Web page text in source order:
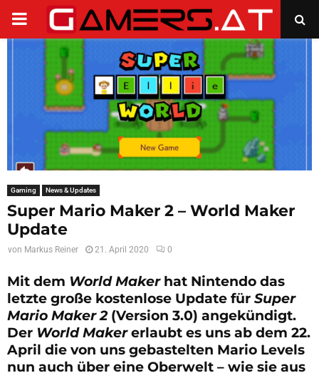
PRIMARY
MENU
Gaming News & Updates
Super Mario Maker 2 – World Maker
Update
von Markus Reiner 21. April 2020 0
Mit dem World Makerhat Nintendo das
letzte große kostenlose Update für Super
Mario Maker 2(Version 3.0) angekündigt.
Der World Makererlaubt es uns ab dem 22.
April die von uns gebastelten Mario Levels
nun auch über eine Oberwelt – wie sie aus